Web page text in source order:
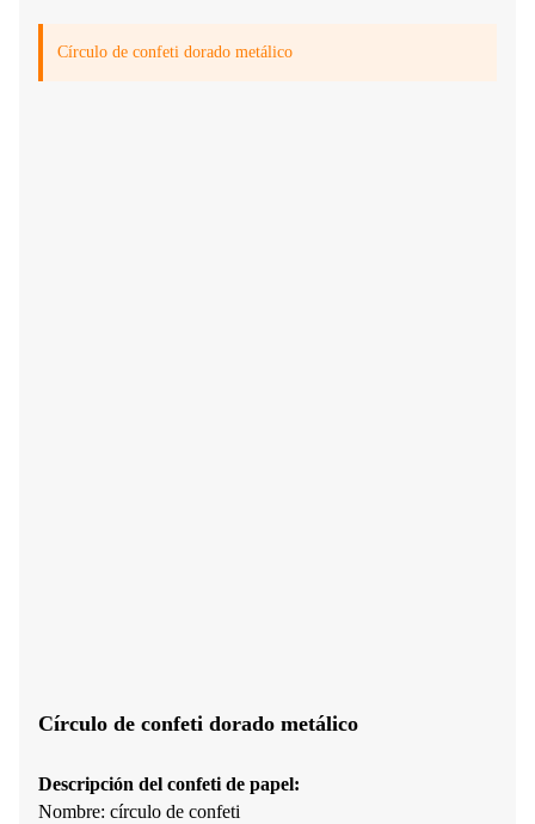
Círculo de confeti dorado metálico
Círculo de confeti dorado metálico
Descripción del confeti de papel:
Nombre: círculo de confeti